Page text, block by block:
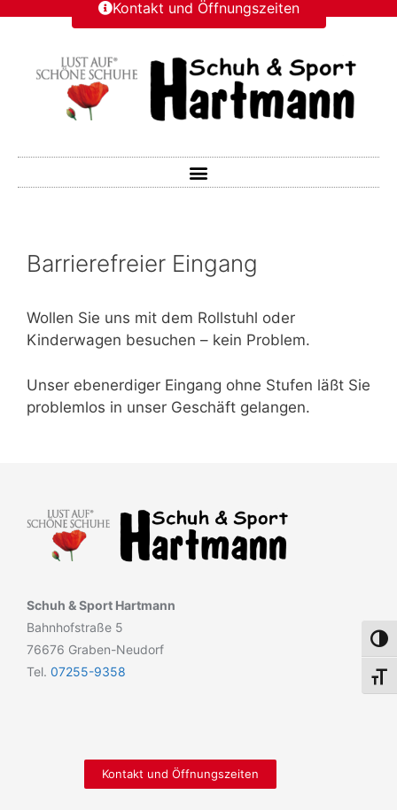
Kontakt und Öffnungszeiten
Barrierefreier Eingang
Wollen Sie uns mit dem Rollstuhl oder
Kinderwagen besuchen – kein Problem.
Unser ebenerdiger Eingang ohne Stufen läßt Sie
problemlos in unser Geschäft gelangen.
Schuh & Sport Hartmann
Bahnhofstraße 5
76676 Graben-Neudorf
Tel. 07255-9358
Kontakt und Öffnungszeiten